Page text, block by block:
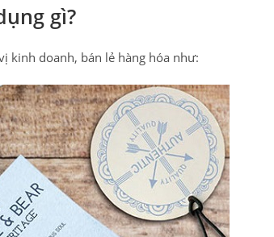
gì?
kinh doanh, bán lẻ hàng hóa như: